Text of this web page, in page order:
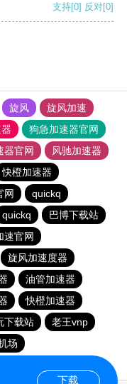
支持[0] 反对[0]
旋风
旋风加速
狗急加速器官网
器官网
风驰加速器
快橙加速器
网
quickq
quickq
巴博下载站
速官网
旋风加速度器
油管加速器
快橙加速器
下载站
老王vnp
场
下载